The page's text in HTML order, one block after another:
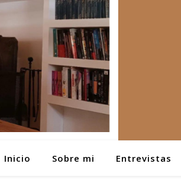
Inicio Sobre mi Entrevistas